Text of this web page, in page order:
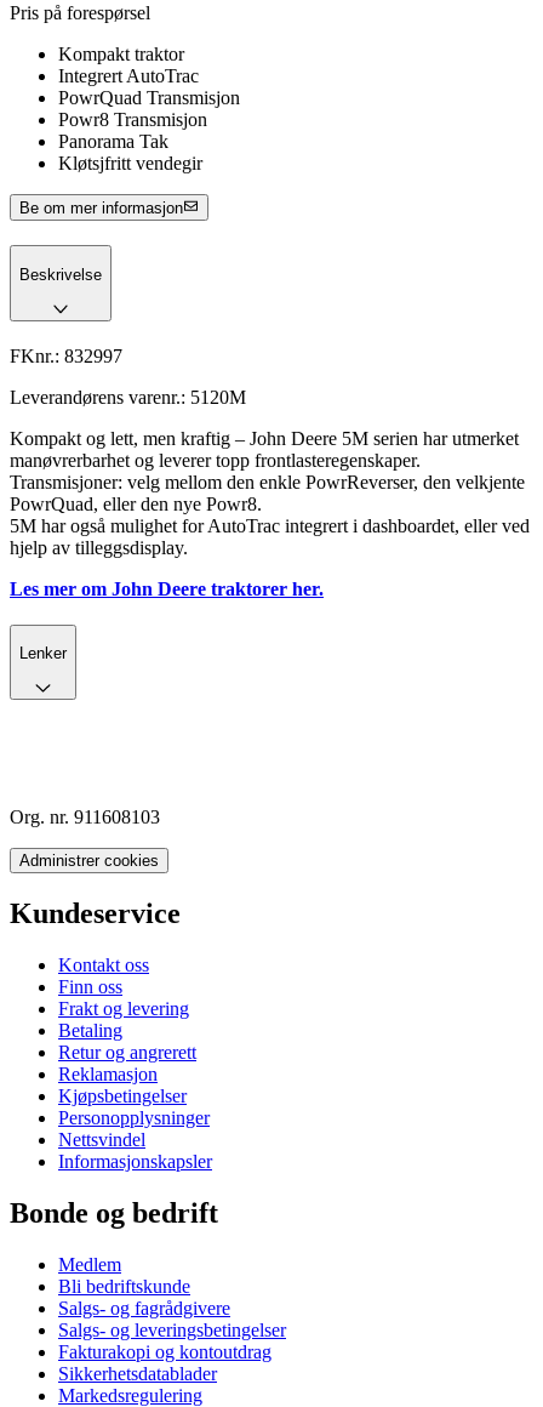
Pris på forespørsel
Kompakt traktor
Integrert AutoTrac
PowrQuad Transmisjon
Powr8 Transmisjon
Panorama Tak
Kløtsjfritt vendegir
Be om mer informasjon
Beskrivelse
FKnr.: 832997
Leverandørens varenr.: 5120M
Kompakt og lett, men kraftig – John Deere 5M serien har utmerket
manøvrerbarhet og leverer topp frontlasteregenskaper.
Transmisjoner: velg mellom den enkle PowrReverser, den velkjente
PowrQuad, eller den nye Powr8.
5M har også mulighet for AutoTrac integrert i dashboardet, eller ved
hjelp av tilleggsdisplay.
Les mer om John Deere traktorer her.
Lenker
Org. nr. 911608103
Administrer cookies
Kundeservice
Kontakt oss
Finn oss
Frakt og levering
Betaling
Retur og angrerett
Reklamasjon
Kjøpsbetingelser
Personopplysninger
Nettsvindel
Informasjonskapsler
Bonde og bedrift
Medlem
Bli bedriftskunde
Salgs- og fagrådgivere
Salgs- og leveringsbetingelser
Fakturakopi og kontoutdrag
Sikkerhetsdatablader
Markedsregulering